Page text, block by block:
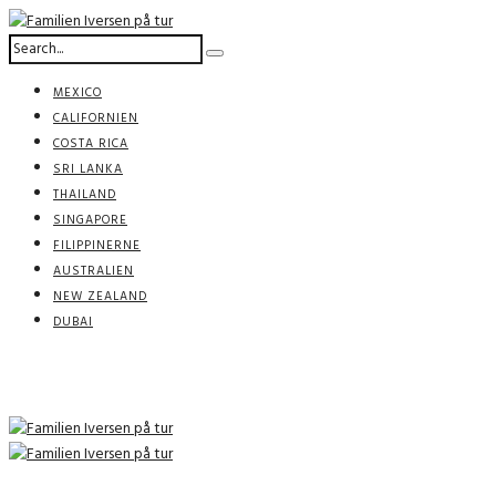
MEXICO
CALIFORNIEN
COSTA RICA
SRI LANKA
THAILAND
SINGAPORE
FILIPPINERNE
AUSTRALIEN
NEW ZEALAND
DUBAI